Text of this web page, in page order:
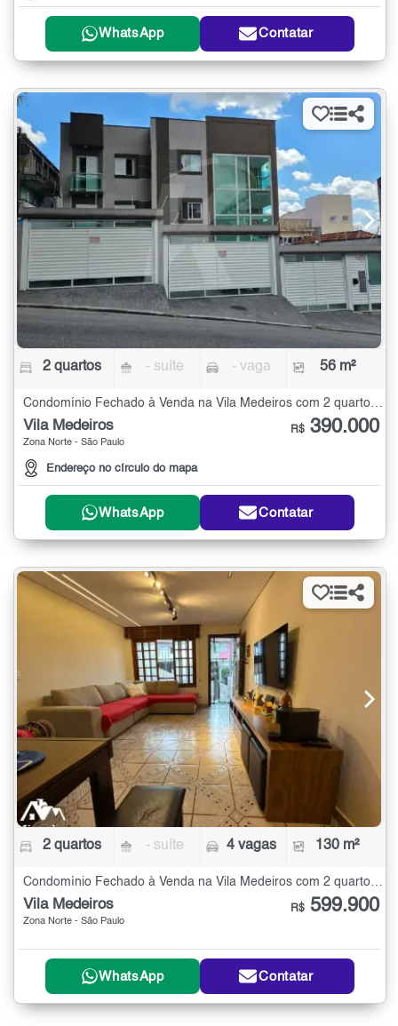
WhatsApp Contatar
2 quartos - suíte - vaga 56 m²
Condomínio Fechado à Venda na Vila Medeiros com 2 quartos - 56 m²
Vila Medeiros
Zona Norte - São Paulo
Endereço no círculo do mapa
R$ 390.000
WhatsApp Contatar
2 quartos - suíte 4 vagas 130 m²
Condomínio Fechado à Venda na Vila Medeiros com 2 quartos - 130 m²
Vila Medeiros
Zona Norte - São Paulo
R$ 599.900
WhatsApp Contatar